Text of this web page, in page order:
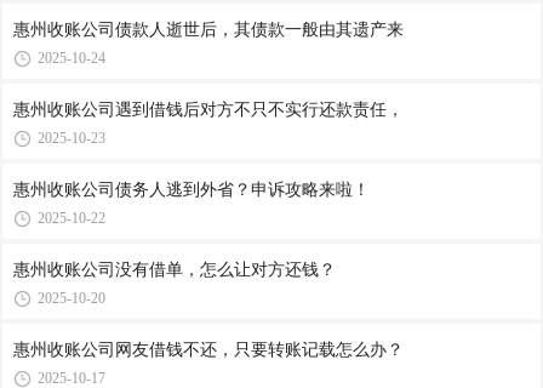
惠州收账公司​债款人逝世后，其债款一般由其遗产来
2025-10-24
惠州收账公司​遇到借钱后对方不只不实行还款责任，
2025-10-23
惠州收账公司​债务人逃到外省？申诉攻略来啦！
2025-10-22
惠州收账公司​没有借单，怎么让对方还钱？
2025-10-20
惠州收账公司​网友借钱不还，只要转账记载怎么办？
2025-10-17